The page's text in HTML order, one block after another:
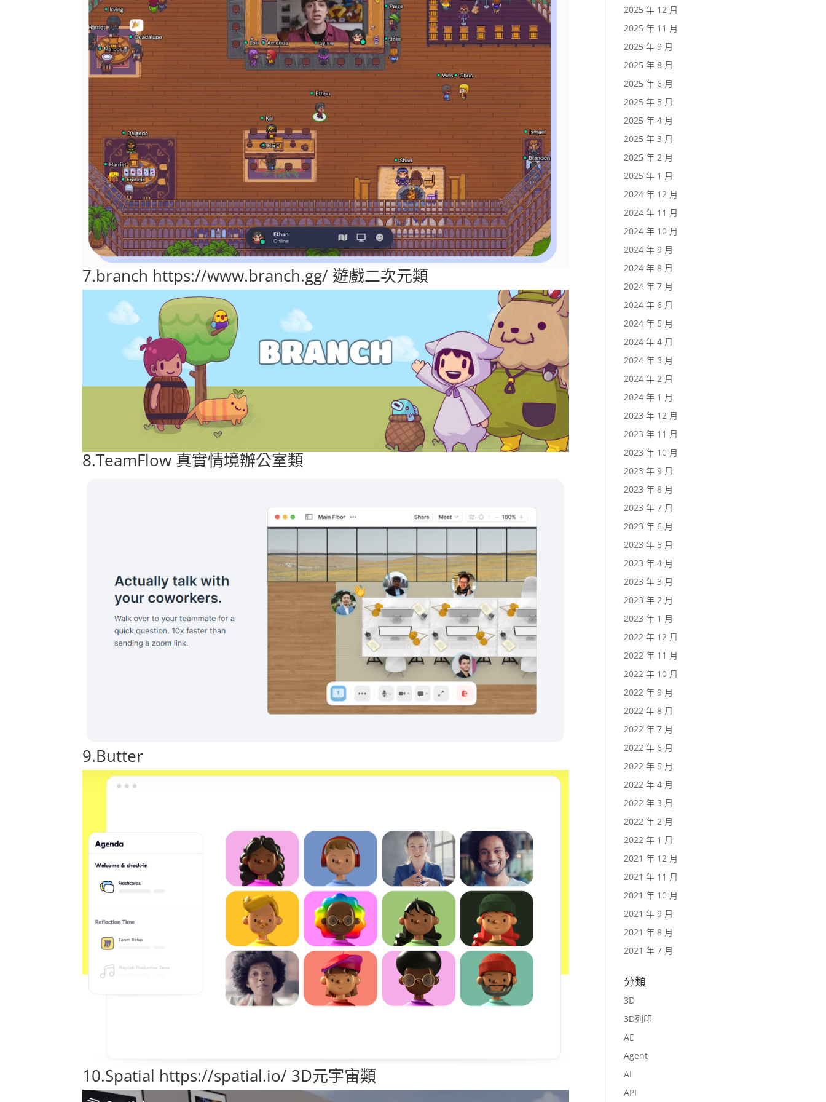
7.branch https://www.branch.gg/ 遊戲二次元類
8.TeamFlow 真實情境辦公室類
9.Butter
10.Spatial https://spatial.io/ 3D元宇宙類
2025 年 12 月
2025 年 11 月
2025 年 9 月
2025 年 8 月
2025 年 6 月
2025 年 5 月
2025 年 4 月
2025 年 3 月
2025 年 2 月
2025 年 1 月
2024 年 12 月
2024 年 11 月
2024 年 10 月
2024 年 9 月
2024 年 8 月
2024 年 7 月
2024 年 6 月
2024 年 5 月
2024 年 4 月
2024 年 3 月
2024 年 2 月
2024 年 1 月
2023 年 12 月
2023 年 11 月
2023 年 10 月
2023 年 9 月
2023 年 8 月
2023 年 7 月
2023 年 6 月
2023 年 5 月
2023 年 4 月
2023 年 3 月
2023 年 2 月
2023 年 1 月
2022 年 12 月
2022 年 11 月
2022 年 10 月
2022 年 9 月
2022 年 8 月
2022 年 7 月
2022 年 6 月
2022 年 5 月
2022 年 4 月
2022 年 3 月
2022 年 2 月
2022 年 1 月
2021 年 12 月
2021 年 11 月
2021 年 10 月
2021 年 9 月
2021 年 8 月
2021 年 7 月
分類
3D
3D列印
AE
Agent
AI
API